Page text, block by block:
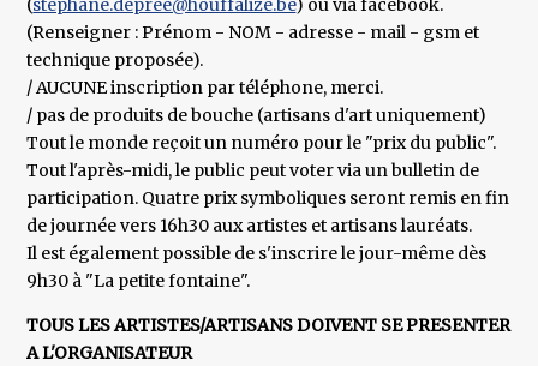
(stephane.depree@houffalize.be) ou via facebook.
(Renseigner : Prénom - NOM - adresse - mail - gsm et
technique proposée).
/ AUCUNE inscription par téléphone, merci.
/ pas de produits de bouche (artisans d'art uniquement)
Tout le monde reçoit un numéro pour le "prix du public".
Tout l'après-midi, le public peut voter via un bulletin de
participation. Quatre prix symboliques seront remis en fin
de journée vers 16h30 aux artistes et artisans lauréats.
Il est également possible de s'inscrire le jour-même dès
9h30 à "La petite fontaine".
TOUS LES ARTISTES/ARTISANS DOIVENT SE PRESENTER
A L'ORGANISATEUR